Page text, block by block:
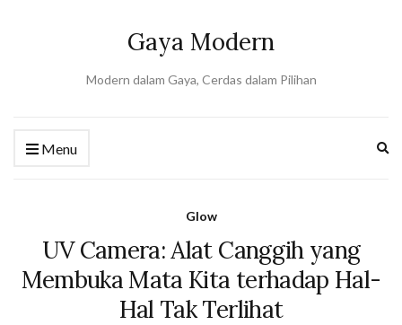
Gaya Modern
Modern dalam Gaya, Cerdas dalam Pilihan
Menu
Glow
UV Camera: Alat Canggih yang
Membuka Mata Kita terhadap Hal-
Hal Tak Terlihat